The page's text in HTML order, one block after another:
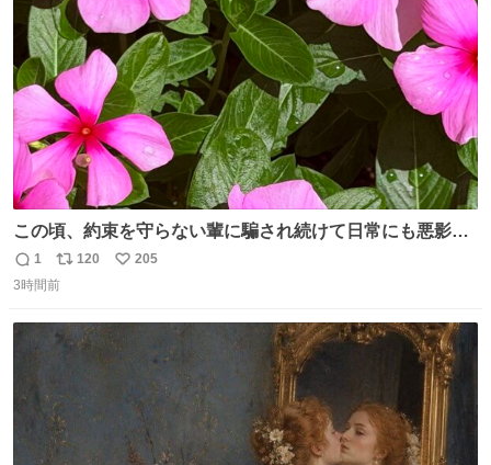
数
この頃、約束を守らない輩に騙され続けて日常にも悪影響
が出てきて仕事も出来ずでストレスマックス。 解決には断
ち切るのみ。 そんな時に美しい光景は救いの刻です。 人様
気もない。 実直に生きる！ 今日も嘘に負けずに頑張りま
す。 #LUNE #約束
返
信
1
リ
ポ
ト
120
い
205
3時間前